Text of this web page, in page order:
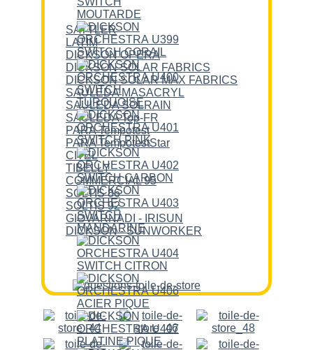
SATTLER
LATIM
DICKSON OPERA
DICKSON SOLAR FABRICS
DICKSON SOLAR MAX FABRICS
SAULEDA MASACRYL
SAULEDA SOLRAIN
SAULEDA Top-FR
PARA Tempotest
PARA TempotestStar
CITEL
TIBELLY
COMMERCIAL 95
SOLTIS 86
SOLTIS 92
GIOVARNADI - IRISUN
DICKSON - SUNWORKER